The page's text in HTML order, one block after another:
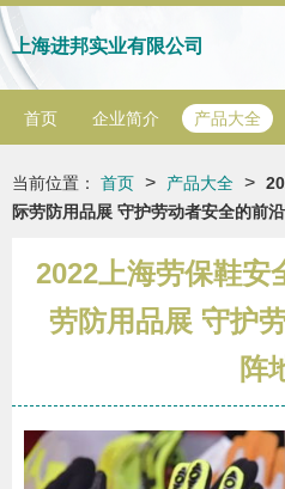
上海进邦实业有限公司
首页 企业简介 产品大全
当前位置： 首页 > 产品大全 >
际劳防用品展 守护劳动者安全的前
2022上海劳保鞋安
劳防用品展 守护
阵